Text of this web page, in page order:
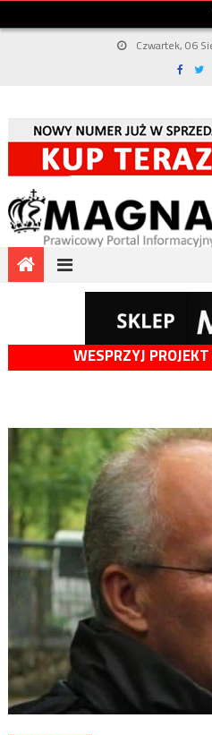
Czwartek, 06
WESPRZYJ